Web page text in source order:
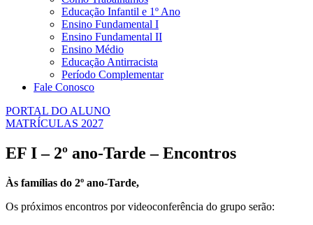
Educação Infantil e 1º Ano
Ensino Fundamental I
Ensino Fundamental II
Ensino Médio
Educação Antirracista
Período Complementar
Fale Conosco
PORTAL DO ALUNO
MATRÍCULAS 2027
EF I – 2º ano-Tarde – Encontros
Às famílias do 2º ano-Tarde,
Os próximos encontros por videoconferência do grupo serão: